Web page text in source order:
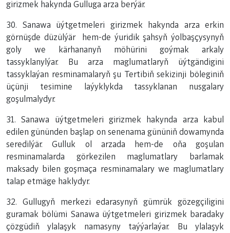
girizmek hakynda Gulluga arza berýär.
30. Sanawa üýtgetmeleri girizmek hakynda arza erkin
görnüşde düzülýär hem-de ýuridik şahsyň ýolbaşçysynyň
goly we kärhananyň möhürini goýmak arkaly
tassyklanylýar. Bu arza maglumatlaryň üýtgändigini
tassyklaýan resminamalaryň şu Tertibiň sekizinji böleginiň
üçünji tesimine laýyklykda tassyklanan nusgalary
goşulmalydyr.
31. Sanawa üýtgetmeleri girizmek hakynda arza kabul
edilen gününden başlap on senenama gününiň dowamynda
seredilýär. Gulluk ol arzada hem-de oňa goşulan
resminamalarda görkezilen maglumatlary barlamak
maksady bilen goşmaça resminamalary we maglumatlary
talap etmäge haklydyr.
32. Gullugyň merkezi edarasynyň gümrük gözegçiligini
guramak bölümi Sanawa üýtgetmeleri girizmek baradaky
çözgüdiň ylalaşyk namasyny taýýarlaýar. Bu ylalaşyk